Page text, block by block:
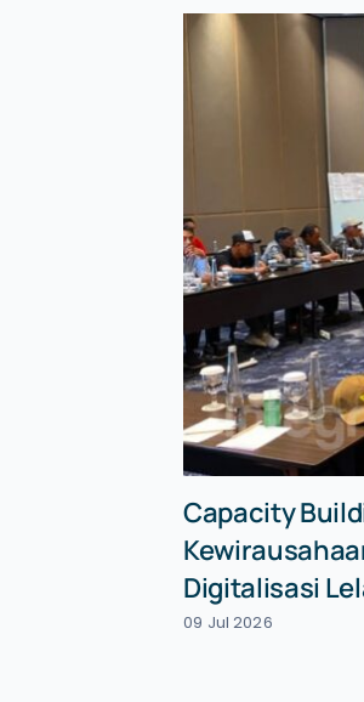
Capacity
Digitalisasi
09 Jul 2026